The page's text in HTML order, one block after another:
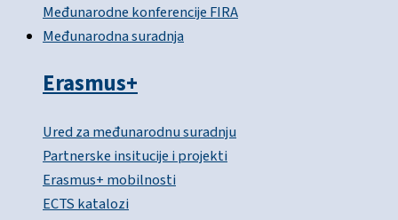
Međunarodne konferencije FIRA
Međunarodna suradnja
Erasmus+
Ured za međunarodnu suradnju
Partnerske insitucije i projekti
Erasmus+ mobilnosti
ECTS katalozi